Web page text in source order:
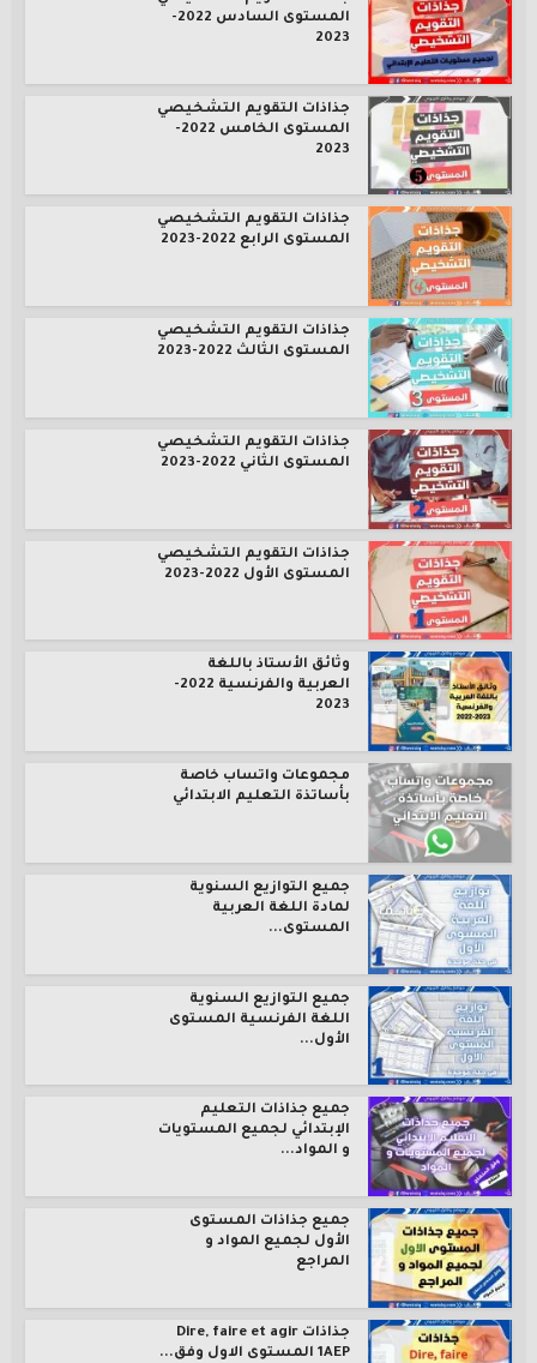
المستوى السادس 2022-
2023
جذاذات التقويم التشخيصي
المستوى الخامس 2022-
2023
جذاذات التقويم التشخيصي
المستوى الرابع 2022-2023
جذاذات التقويم التشخيصي
المستوى الثالث 2022-2023
جذاذات التقويم التشخيصي
المستوى الثاني 2022-2023
جذاذات التقويم التشخيصي
المستوى الأول 2022-2023
وثائق الأستاذ باللغة
العربية والفرنسية 2022-
2023
مجموعات واتساب خاصة
بأساتذة التعليم الابتدائي
جميع التوازيع السنوية
لمادة اللغة العربية
المستوى...
جميع التوازيع السنوية
اللغة الفرنسية المستوى
الأول...
جميع جذاذات التعليم
الإبتدائي لجميع المستويات
و المواد...
جميع جذاذات المستوى
الأول لجميع المواد و
المراجع
جذاذات Dire, faire et agir
1AEP المستوى الاول وفق...